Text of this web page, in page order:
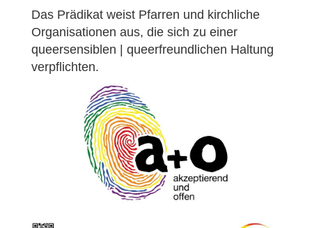
Das Prädikat weist Pfarren und kirchliche
Organisationen aus, die sich zu einer
queersensiblen | queerfreundlichen Haltung
verpflichten.